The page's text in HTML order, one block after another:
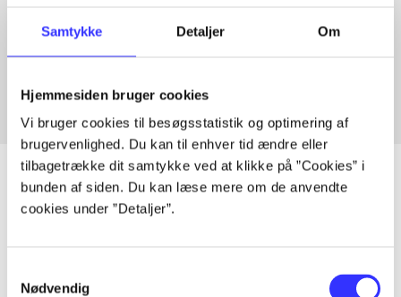
Samtykke Detaljer Om
Hjemmesiden bruger cookies
Vi bruger cookies til besøgsstatistik og optimering af
brugervenlighed. Du kan til enhver tid ændre eller
tilbagetrække dit samtykke ved at klikke på ”Cookies” i
bunden af siden. Du kan læse mere om de anvendte
cookies under ”Detaljer”.
Nødvendig
Artikler med samme emner
Fra